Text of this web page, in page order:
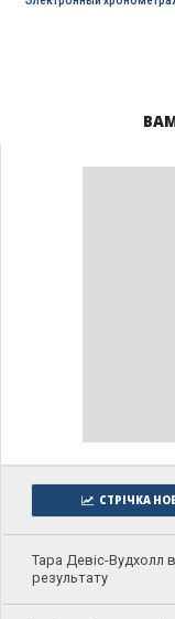
СТРІЧКА
Тара Девіс-Вудхолл
результату